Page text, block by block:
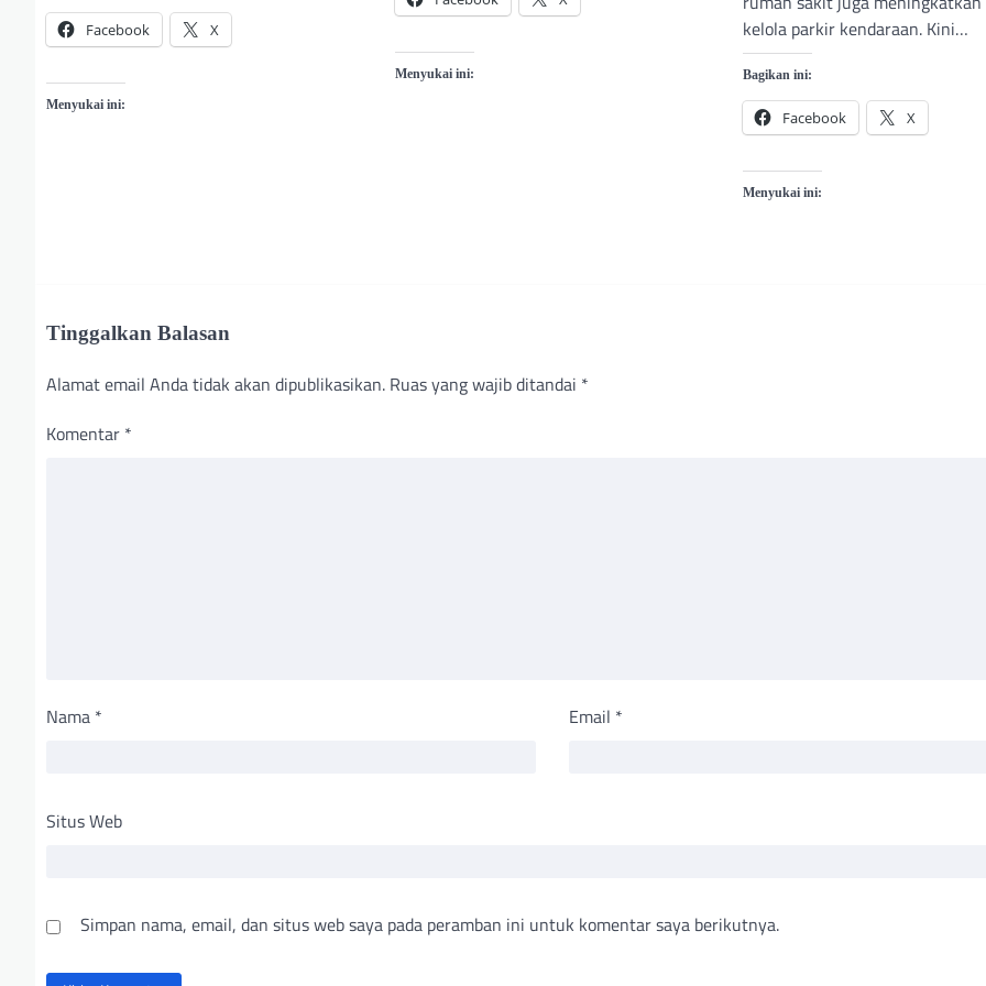
Facebook X
Menyukai ini:
Menyukai ini:
kelola parkir kendaraan. Kini…
Bagikan ini:
Facebook X
Menyukai ini:
Tinggalkan Balasan
Alamat email Anda tidak akan dipublikasikan. Ruas yang wajib ditandai *
Komentar *
Nama * Email *
Situs Web
Simpan nama, email, dan situs web saya pada peramban ini untuk komentar saya berikutnya.